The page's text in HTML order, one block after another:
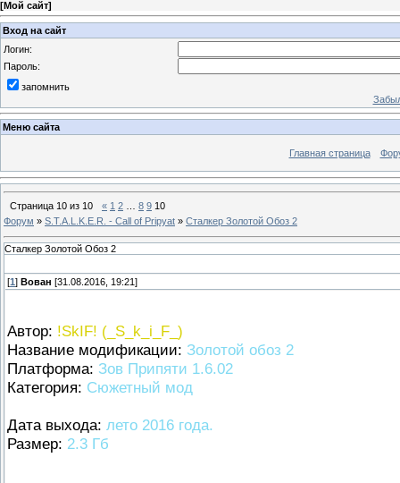
[Мой сайт]
Вход на сайт
Логин:
Пароль:
запомнить
Меню сайта
Главная страница
Страница 10 из 10 « 1 2 8 9 10
Форум » S.T.A.L.K.E.R. - Call of Pripyat » Сталкер Золотой Обоз 2
Сталкер Золотой Обоз 2
[1 ] Вован [31.08.2016, 19:21]
Автор: !SkIF! (_S_k_i_F_)
Название модификации: Золотой обоз 2
Платформа: Зов Припяти 1.6.02
Категория: Сюжетный мод
Дата выхода: лето 2016 года.
Размер: 2.3 Гб